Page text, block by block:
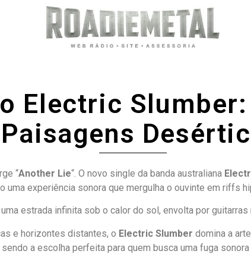
Electric
“Another Lie“. O novo single da banda australiana
uma experiência sonora que mergulha o ouvinte em riffs
estrada infinita sob o calor do sol, envolta por
e horizontes distantes, o Electric Slumber domina a
a escolha perfeita para quem busca uma fuga